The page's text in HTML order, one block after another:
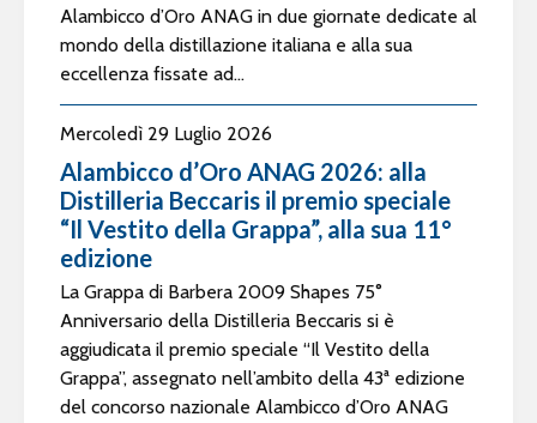
Alambicco d’Oro ANAG in due giornate dedicate al
mondo della distillazione italiana e alla sua
eccellenza fissate ad...
Mercoledì 29 Luglio 2026
Alambicco d’Oro ANAG 2026: alla
Distilleria Beccaris il premio speciale
“Il Vestito della Grappa”, alla sua 11°
edizione
La Grappa di Barbera 2009 Shapes 75°
Anniversario della Distilleria Beccaris si è
aggiudicata il premio speciale “Il Vestito della
Grappa”, assegnato nell’ambito della 43ª edizione
del concorso nazionale Alambicco d’Oro ANAG